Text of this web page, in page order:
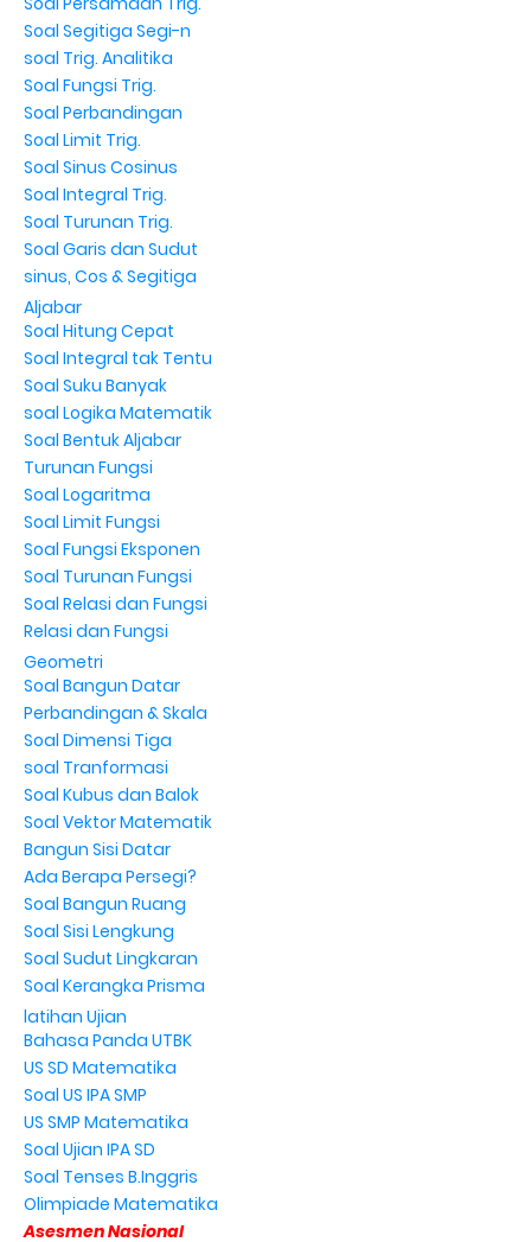
Soal Segitiga Segi-n
soal Trig. Analitika
Soal Fungsi Trig.
Soal Perbandingan
Soal Limit Trig.
Soal Sinus Cosinus
Soal Integral Trig.
Soal Turunan Trig.
Soal Garis dan Sudut
sinus, Cos & Segitiga
Aljabar
Soal Hitung Cepat
Soal Integral tak Tentu
Soal Suku Banyak
soal Logika Matematik
Soal Bentuk Aljabar
Turunan Fungsi
Soal Logaritma
Soal Limit Fungsi
Soal Fungsi Eksponen
Soal Turunan Fungsi
Soal Relasi dan Fungsi
Relasi dan Fungsi
Geometri
Soal Bangun Datar
Perbandingan & Skala
Soal Dimensi Tiga
soal Tranformasi
Soal Kubus dan Balok
Soal Vektor Matematik
Bangun Sisi Datar
Ada Berapa Persegi?
Soal Bangun Ruang
Soal Sisi Lengkung
Soal Sudut Lingkaran
Soal Kerangka Prisma
latihan Ujian
Bahasa Panda UTBK
US SD Matematika
Soal US IPA SMP
US SMP Matematika
Soal Ujian IPA SD
Soal Tenses B.Inggris
Olimpiade Matematika
Asesmen Nasional